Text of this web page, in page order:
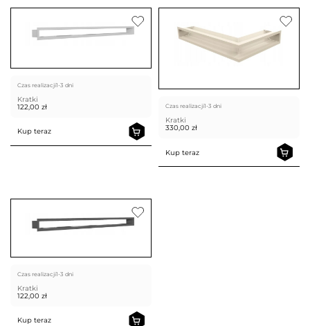
Czas realizacji1-3 dni
Kratki
122,00 zł
Kup teraz
Czas realizacji1-3 dni
Kratki
330,00 zł
Kup teraz
Czas realizacji1-3 dni
Kratki
122,00 zł
Kup teraz